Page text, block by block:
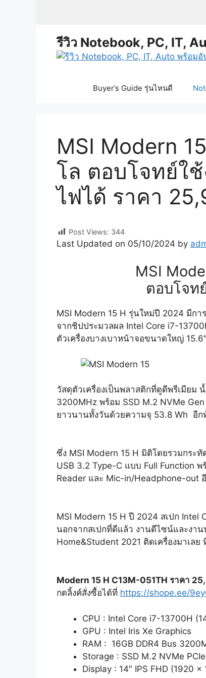
รีวิว Notebook, PC, IT,
Buyer’s Guide รุ่นไหนดี
MSI Modern
โล ตอบโจทย์ใ
ไฟได้ ราคา
Post Views: 344
Last Updated on 05/10/2024 by
MSI
ตอบโจท
MSI Modern 15 H รุ่นใหม่ปี 2024 มีก
จากชิปประมวลผล Intel Core i7-
ตัวเครื่องบางเบาหน้าจอขนาดใหญ่
วัสดุตัวเครื่องเป็นพลาสติกที่ดูดีพรีเมียม
3200MHz พร้อม SSD M.2 NVMe
ยาวนานทั้งวันด้วยความจุ 53.8 Wh อีก
ซึ่ง MSI Modern 15 H มิติโดยรวมกระ
USB 3.2 Type-C แบบ Full Function
Reader และ Mic-in/Headphone-out
MSI Modern 15 H ปี 2024 สเปก
นอกจากสเปกที่ดีแล้ว งานดีไซน์และงา
Home&Student 2021 ติดเครื่องมาเล
Modern 15 H C13M-051TH ราคา
กดลิ้งค์สั่งซื้อได้ที่ https://shope.ee/
CPU : Intel Core i7-13700H
GPU : Intel Iris Xe Graphics
RAM : 16GB DDR4 Bus
Storage : SSD M.2 NVMe
Display : 14″ IPS FHD (1920